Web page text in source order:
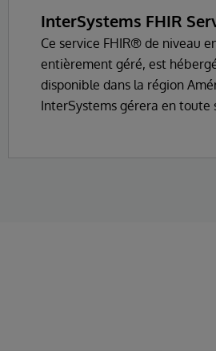
InterSystems FHIR
Ce service FHIR® de niveau
entièrement géré, est
disponible dans la région
InterSystems gérera en toute
données de santé protégées